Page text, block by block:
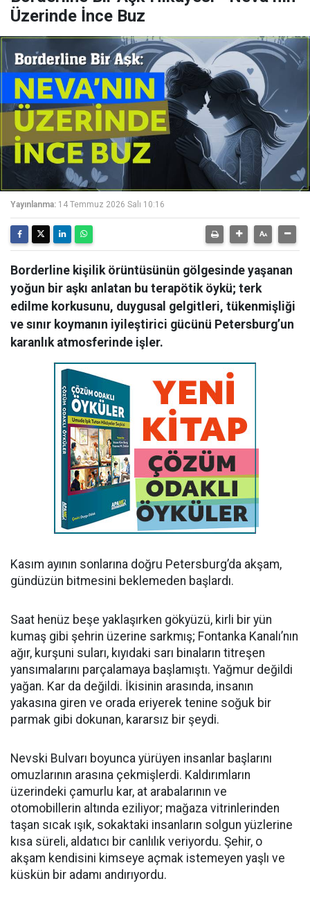
Üzerinde İnce Buz
Yayınlanma: 14 Temmuz 2026 Salı 10:16
Borderline kişilik örüntüsünün gölgesinde yaşanan
yoğun bir aşkı anlatan bu terapötik öykü; terk
edilme korkusunu, duygusal gelgitleri, tükenmişliği
ve sınır koymanın iyileştirici gücünü Petersburg’un
karanlık atmosferinde işler.
Kasım ayının sonlarına doğru Petersburg’da akşam,
gündüzün bitmesini beklemeden başlardı.
Saat henüz beşe yaklaşırken gökyüzü, kirli bir yün
kumaş gibi şehrin üzerine sarkmış; Fontanka Kanalı’nın
ağır, kurşuni suları, kıyıdaki sarı binaların titreşen
yansımalarını parçalamaya başlamıştı. Yağmur değildi
yağan. Kar da değildi. İkisinin arasında, insanın
yakasına giren ve orada eriyerek tenine soğuk bir
parmak gibi dokunan, kararsız bir şeydi.
Nevski Bulvarı boyunca yürüyen insanlar başlarını
omuzlarının arasına çekmişlerdi. Kaldırımların
üzerindeki çamurlu kar, at arabalarının ve
otomobillerin altında eziliyor; mağaza vitrinlerinden
taşan sıcak ışık, sokaktaki insanların solgun yüzlerine
kısa süreli, aldatıcı bir canlılık veriyordu. Şehir, o
akşam kendisini kimseye açmak istemeyen yaşlı ve
küskün bir adamı andırıyordu.